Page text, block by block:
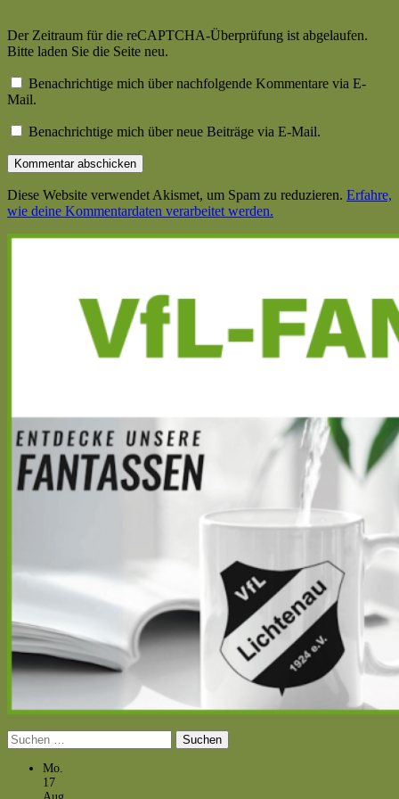
Der Zeitraum für die reCAPTCHA-Überprüfung ist abgelaufen.
Bitte laden Sie die Seite neu.
Benachrichtige mich über nachfolgende Kommentare via E-
Mail.
Benachrichtige mich über neue Beiträge via E-Mail.
Diese Website verwendet Akismet, um Spam zu reduzieren. Erfahre,
wie deine Kommentardaten verarbeitet werden.
Haupt-
Suchen
nach:
Mo.
17